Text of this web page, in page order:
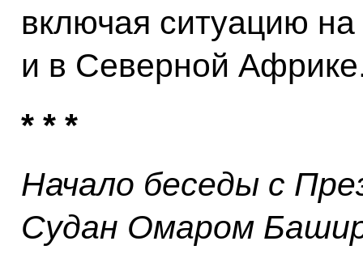
включая ситуацию
и в Северной
* * *
Начало беседы с
Судан Омаром